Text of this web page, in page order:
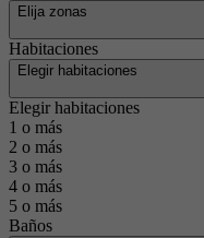
Elija zonas
Habitaciones
Elegir habitaciones
Elegir habitaciones
1 o más
2 o más
3 o más
4 o más
5 o más
Baños